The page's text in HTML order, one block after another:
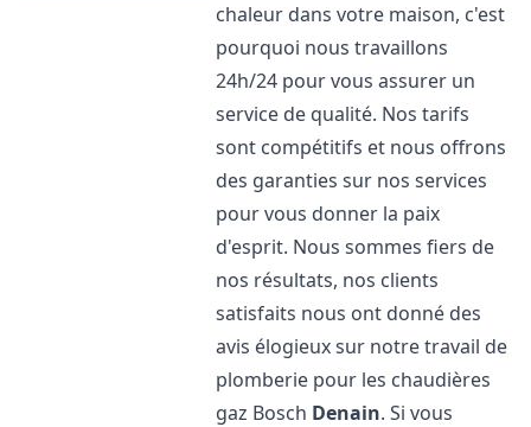
chaleur dans votre maison, c'est
pourquoi nous travaillons
24h/24 pour vous assurer un
service de qualité. Nos tarifs
sont compétitifs et nous offrons
des garanties sur nos services
pour vous donner la paix
d'esprit. Nous sommes fiers de
nos résultats, nos clients
satisfaits nous ont donné des
avis élogieux sur notre travail de
plomberie pour les chaudières
gaz Bosch Denain. Si vous